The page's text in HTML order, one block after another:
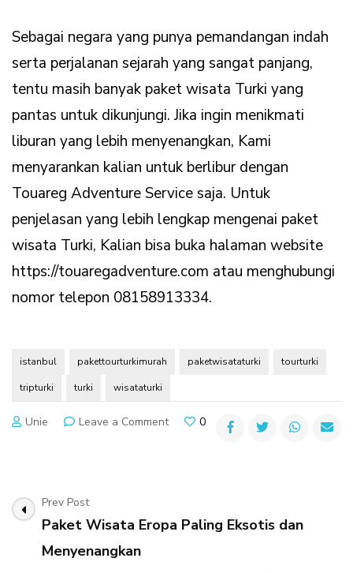
Sebagai negara yang punya pemandangan indah
serta perjalanan sejarah yang sangat panjang,
tentu masih banyak paket wisata Turki yang
pantas untuk dikunjungi. Jika ingin menikmati
liburan yang lebih menyenangkan, Kami
menyarankan kalian untuk berlibur dengan
Touareg Adventure Service saja. Untuk
penjelasan yang lebih lengkap mengenai paket
wisata Turki, Kalian bisa buka halaman website
https://touaregadventure.com atau menghubungi
nomor telepon 08158913334.
istanbul pakettourturkimurah paketwisataturki tourturki
tripturki turki wisataturki
Unie Leave a Commenton
Ikut
0
Post
Navigation
Prev Post
Paket Wisata Eropa Paling Eksotis dan
Menyenangkan